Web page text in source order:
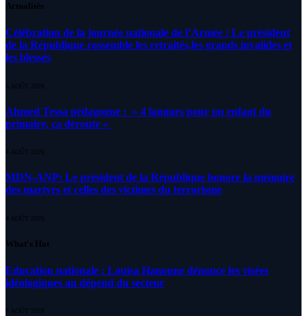
Actualités
Célébration de la journée nationale de l’Armée : Le président
de la République rassemble les retraités,les grands invalides et
les blessés
5 AOÛT 2026
Ahmed Tessa pédagogue : » 4 langues pour un enfant du
primaire, ça déroute «
4 AOÛT 2026
MDN-ANP: Le président de la République honore la mémoire
des martyrs et celles des victimes du terrorisme
4 AOÛT 2026
What's Hot
Education nationale : Louisa Hanoune dénonce les visées
idéologiques au dépend du secteur
7 AOÛT 2026